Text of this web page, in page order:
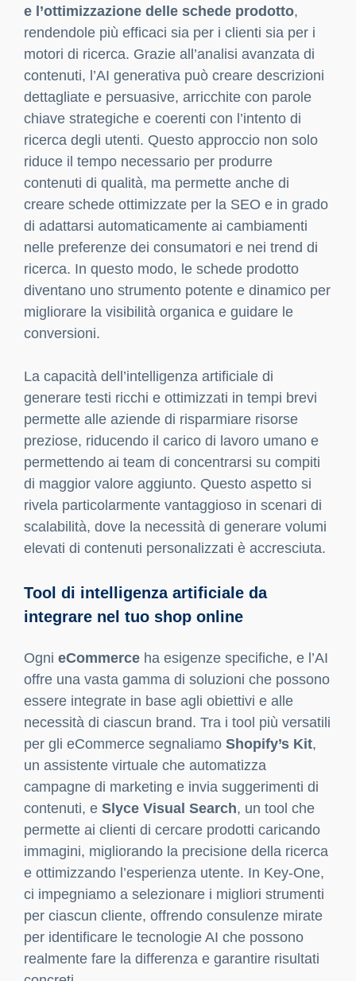
SEO per eCommerce: come l’AI può
migliorare il posizionamento
Ottimizzare il proprio eCommerce per i
motori di ricerca
è fondamentale per acquisire
visibilità e attirare nuovi clienti. Grazie all’AI, le
aziende possono migliorare le loro strategie
SEO con maggiore precisione ed efficacia.
Strumenti comeBrightEdge e
MarketMuse
utilizzano l’AI per analizzare i dati e identificare
le migliori parole chiave, creare contenuti di
valore e monitorare i risultati. Grazie all’analisi di
intenti e alla valutazione del comportamento
degli utenti, è possibile sviluppare strategie SEO
che si adattano costantemente ai cambiamenti
occupiamo di aiutare i nostri clienti a ottenere il
massimo dai motori di ricerca, integrando l’AI
nelle loro
strategie di posizionamento
assicurare visibilità e autorevolezza.
AI per la SEO delle schede prodotto per
ecommerce scalabili
L’AI generativasta rivoluzionando lacreazione
rendendole più efficaci sia per i clienti sia per i
motori di ricerca. Grazie all’analisi avanzata di
contenuti, l’AI generativa può creare descrizioni
dettagliate e persuasive, arricchite con parole
chiave strategiche e coerenti con l’intento di
ricerca degli utenti. Questo approccio non solo
riduce il tempo necessario per produrre
contenuti di qualità, ma permette anche di
creare schede ottimizzate per la SEO e in grado
di adattarsi automaticamente ai cambiamenti
nelle preferenze dei consumatori e nei trend di
ricerca. In questo modo, le schede prodotto
diventano uno strumento potente e dinamico per
migliorare la visibilità organica e guidare le
conversioni.
La capacità dell’intelligenza artificiale di
generare testi ricchi e ottimizzati in tempi brevi
permette alle aziende di risparmiare risorse